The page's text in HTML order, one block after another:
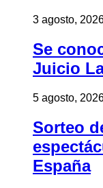
3 agosto,
Se
Juicio
5 agosto,
Sorteo
España